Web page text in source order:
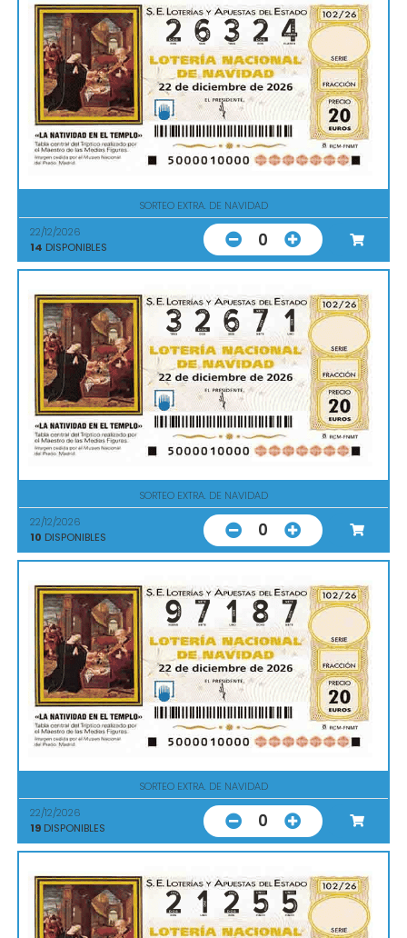
SORTEO EXTRA. DE NAVIDAD
22/12/2026
14 DISPONIBLES 0
SORTEO EXTRA. DE NAVIDAD
22/12/2026
10 DISPONIBLES 0
SORTEO EXTRA. DE NAVIDAD
22/12/2026
19 DISPONIBLES 0